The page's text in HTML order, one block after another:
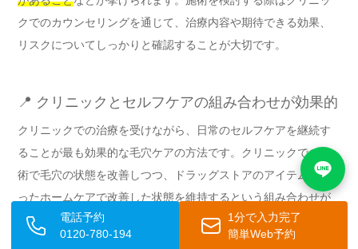
クでのカウンセリングを通じて、治療内容や期待できる効果、
リスクについてしっかりと確認することが大切です。
📍 クリニックとセルフケアの組み合わせが効果的
クリニックでの治療を受けながら、日常のセルフケアを継続す
ることが最も効果的な毛穴ケアの方法です。クリニックでの施
術で毛穴の状態を改善しつつ、ドラッグストアのアイテムを使
ったホームケアで改善した状態を維持するという組み合わせが
理想的です。担当医師にホームケアの方法についても相談する
と、より効果的なアドバイスが得られます。
電話予約
0120-780-194
1分で入力完了
簡単Web予約